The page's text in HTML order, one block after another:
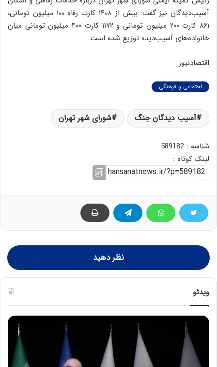
آسیب‌دیدگان نیز گفت: بیش از ۱۴۰۸ کارت رفاه ۱۰۰ میلیون تومانی،
۸۶۱ کارت ۲۰۰ میلیون تومانی و ۱۱۷۲ کارت ۴۰۰ میلیون تومانی میان
خانواده‌های آسیب‌دیده توزیع شده است.
اقتصادنیوز
اجتماعی و فرهنگی
آسیب دیدگان جنگ شورای شهر تهران
شناسه : 589182
لینک کوتاه :
نظر دهید
ویدئو
ح